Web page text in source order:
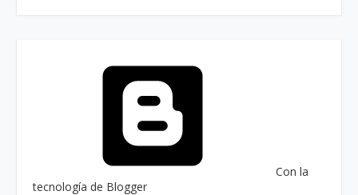
Con la
tecnología de Blogger